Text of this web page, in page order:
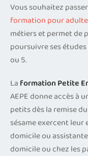
Vous souhaitez
formation pour adulte
métiers et permet de
poursuivre ses
ou 5.
La formation Petite
AEPE donne accès à
petits dès la remise
sésame exercent
domicile ou
domicile ou chez les